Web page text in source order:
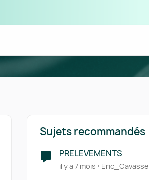
Sujets recommandés
PRELEVEMENTS
il y a 7 mois Eric_Cavasse